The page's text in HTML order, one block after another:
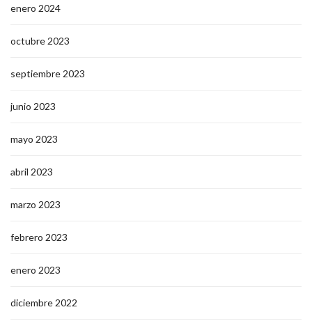
enero 2024
octubre 2023
septiembre 2023
junio 2023
mayo 2023
abril 2023
marzo 2023
febrero 2023
enero 2023
diciembre 2022